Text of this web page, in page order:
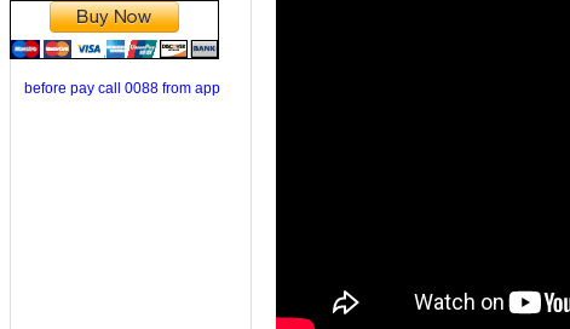
before pay call 0088 from app